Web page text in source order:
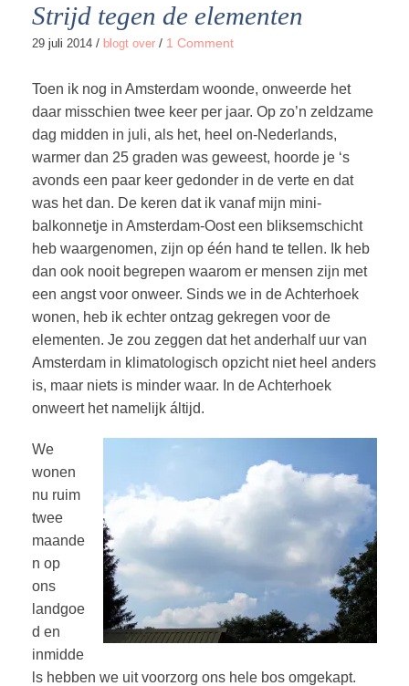
Strijd tegen de elementen
29 juli 2014/ blogt over/ 1 Comment
Toen ik nog in Amsterdam woonde, onweerde het
daar misschien twee keer per jaar. Op zo’n zeldzame
dag midden in juli, als het, heel on-Nederlands,
warmer dan 25 graden was geweest, hoorde je ‘s
avonds een paar keer gedonder in de verte en dat
was het dan. De keren dat ik vanaf mijn mini-
balkonnetje in Amsterdam-Oost een bliksemschicht
heb waargenomen, zijn op één hand te tellen. Ik heb
dan ook nooit begrepen waarom er mensen zijn met
een angst voor onweer. Sinds we in de Achterhoek
wonen, heb ik echter ontzag gekregen voor de
elementen. Je zou zeggen dat het anderhalf uur van
Amsterdam in klimatologisch opzicht niet heel anders
is, maar niets is minder waar. In de Achterhoek
onweert het namelijk áltijd.
We
wonen
nu ruim
twee
maande
n op
ons
landgoe
d en
inmidde
ls hebben we uit voorzorg ons hele bos omgekapt.